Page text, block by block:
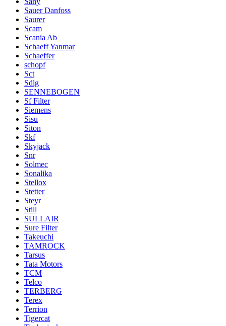
Sauer Danfoss
Saurer
Scam
Scania Ab
Schaeff Yanmar
Schaeffer
schopf
Sct
Sdlg
SENNEBOGEN
Sf Filter
Siemens
Sisu
Siton
Skf
Skyjack
Snr
Solmec
Sonalika
Stellox
Stetter
Steyr
Still
SULLAIR
Sure Filter
Takeuchi
TAMROCK
Tarsus
Tata Motors
TCM
Telco
TERBERG
Terex
Terrion
Tigercat